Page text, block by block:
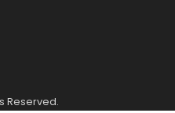
Reserved.